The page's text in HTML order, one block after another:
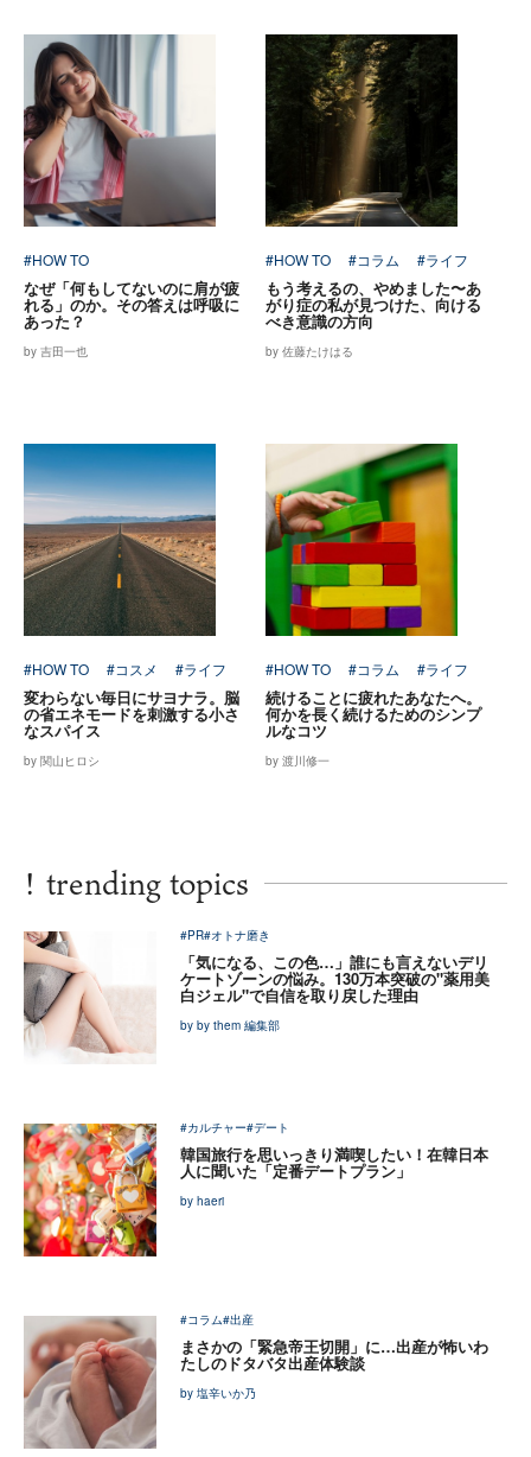
#HOW TO
なぜ「何もしてないのに肩が疲
れる」のか。その答えは呼吸に
あった？
by 吉田一也
#HOW TO #コラム #ライフ
もう考えるの、やめました〜あ
がり症の私が見つけた、向ける
べき意識の方向
by 佐藤たけはる
#HOW TO #コスメ #ライフ
変わらない毎日にサヨナラ。脳
の省エネモードを刺激する小さ
なスパイス
by 関山ヒロシ
#HOW TO #コラム #ライフ
続けることに疲れたあなたへ。
何かを長く続けるためのシンプ
ルなコツ
by 渡川修一
! trending topics
#PR#オトナ磨き
「気になる、この色…」誰にも言えないデリ
ケートゾーンの悩み。130万本突破の"薬用美
白ジェル"で自信を取り戻した理由
by by them 編集部
#カルチャー#デート
韓国旅行を思いっきり満喫したい！在韓日本
人に聞いた「定番デートプラン」
by haeri
#コラム#出産
まさかの「緊急帝王切開」に…出産が怖いわ
たしのドタバタ出産体験談
by 塩辛いか乃